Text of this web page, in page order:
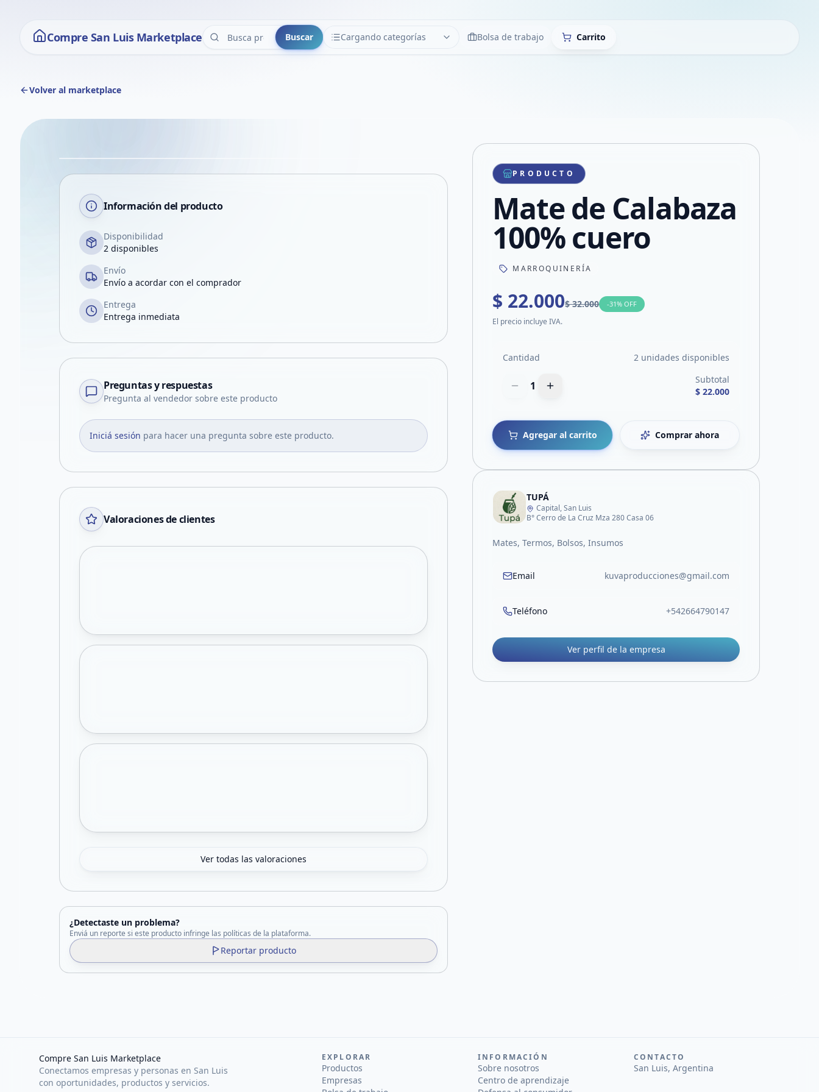
Compre San Luis Marketplace Buscar Cargando categorías
CATEGORÍAS LimpiarBolsa de trabajo Carrito
Volver al marketplace
VER EN PANTALLA COMPLETA
Compartir producto
Compartir por WhatsApp
Compartir por mail
Compartir en Facebook
Compartir en X
Información del producto
Disponibilidad
2 disponibles
Envío
Envío a acordar con el comprador
Entrega
Entrega inmediata
Preguntas y respuestas
Pregunta al vendedor sobre este producto
Iniciá sesión para hacer una pregunta sobre este producto.
Valoraciones de clientes
Ver todas las valoraciones
¿Detectaste un problema?
Enviá un reporte si este producto infringe las políticas de la plataforma.
Reportar producto
PRODUCTO
Mate de Calabaza
100% cuero
MARROQUINERÍA
$ 22.000$ 32.000 -31% OFF
El precio incluye IVA.
Cantidad 2 unidades disponibles
1
Subtotal
$ 22.000
Agregar al carrito Comprar ahora
TUPÁ
Capital, San Luis
B° Cerro de La Cruz Mza 280 Casa 06
Mates, Termos, Bolsos, Insumos
Email kuvaproducciones@gmail.com
Teléfono +542664790147
Ver perfil de la empresa
Compre San Luis Marketplace
Conectamos empresas y personas en San Luis
con oportunidades, productos y servicios.
EXPLORAR
Productos
Empresas
INFORMACIÓN
Sobre nosotros
Centro de aprendizaje
CONTACTO
San Luis, Argentina